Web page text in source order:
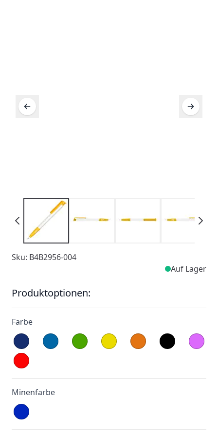
Sku: B4B2956-004
Auf Lager
Produktoptionen:
Farbe
Minenfarbe